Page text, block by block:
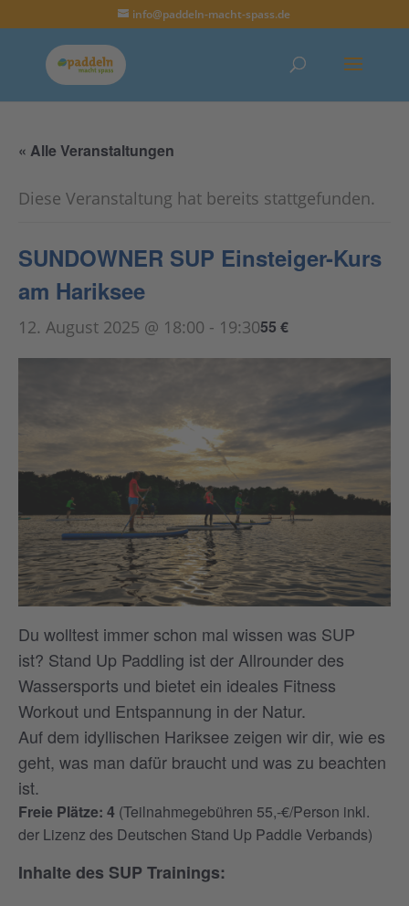
info@paddeln-macht-spass.de
« Alle Veranstaltungen
Diese Veranstaltung hat bereits stattgefunden.
SUNDOWNER SUP Einsteiger-Kurs
am Hariksee
12. August 2025 @ 18:00 - 19:3055 €
Du wolltest immer schon mal wissen was SUP
ist? Stand Up Paddling ist der Allrounder des
Wassersports und bietet ein ideales Fitness
Workout und Entspannung in der Natur.
Auf dem idyllischen Hariksee zeigen wir dir, wie es
geht, was man dafür braucht und was zu beachten
ist.
Freie Plätze: 4 (Teilnahmegebühren 55,-€/Person inkl.
der Lizenz des Deutschen Stand Up Paddle Verbands)
Inhalte des SUP Trainings: